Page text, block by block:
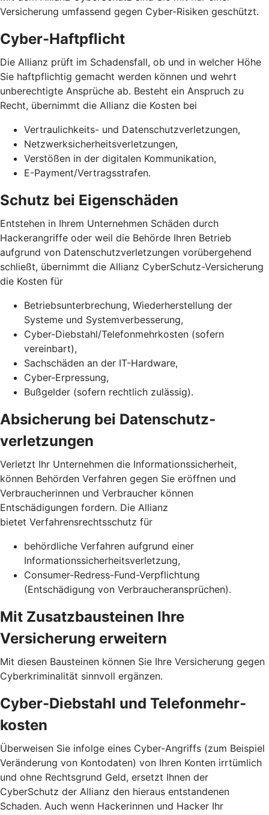
Versicherung umfassend gegen Cyber-Risiken geschützt.
Cyber-Haftpflicht
Die Allianz prüft im Schadensfall, ob und in welcher Höhe
Sie haftpflichtig gemacht werden können und wehrt
unberechtigte Ansprüche ab. Besteht ein Anspruch zu
Recht, übernimmt die Allianz die Kosten bei
Vertraulichkeits- und Datenschutzverletzungen,
Netzwerksicherheits­verletzungen,
Verstößen in der digitalen Kommunikation,
E-Payment/Vertragsstrafen.
Schutz bei Eigenschäden
Entstehen in Ihrem Unternehmen Schäden durch
Hackerangriffe oder weil die Behörde Ihren Betrieb
aufgrund von Datenschutz­verletzungen vorübergehend
schließt, übernimmt die Allianz CyberSchutz-Versicherung
die Kosten für
Betriebsunterbrechung, Wiederherstellung der
Systeme und Systemverbesserung,
Cyber-Diebstahl/Telefonmehrkosten (sofern
vereinbart),
Sachschäden an der IT-Hardware,
Cyber-Erpressung,
Bußgelder (sofern rechtlich zulässig).
Absicherung bei Daten­schutz­
verletzungen
Verletzt Ihr Unternehmen die Informationssicherheit,
können Behörden Verfahren gegen Sie eröffnen und
Verbraucherinnen und Verbraucher können
Entschädigungen fordern. Die Allianz
bietet Verfahrensrechtsschutz für
behördliche Verfahren aufgrund einer
Informationssicherheits­verletzung,
Consumer-Redress-Fund-Verpflichtung
(Entschädigung von Verbraucheransprüchen).
Mit Zusatzbausteinen Ihre
Versicherung erweitern
Mit diesen Bausteinen können Sie Ihre Versicherung gegen
Cyberkriminalität sinnvoll ergänzen.
Cyber-Diebstahl und Telefon­mehr­
kosten
Überweisen Sie infolge eines Cyber-Angriffs (zum Beispiel
Veränderung von Kontodaten) von Ihren Konten irrtümlich
und ohne Rechtsgrund Geld, ersetzt Ihnen der
CyberSchutz der Allianz den hieraus entstandenen
Schaden. Auch wenn Hackerinnen und Hacker Ihr